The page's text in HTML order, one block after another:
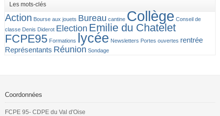
Les mots-clés
Action Bourse aux jouets Bureau cantine Collège Conseil de
classe Denis Diderot Election Emilie du Chatelet
FCPE95 Formations lycée Newsletters Portes ouvertes rentrée
Représentants Réunion Sondage
Coordonnées
FCPE 95- CDPE du Val d'Oise